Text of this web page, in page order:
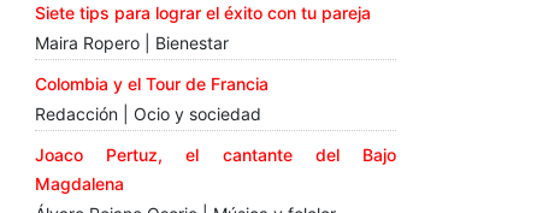
Siete tips para lograr el éxito con tu pareja
Maira Ropero | Bienestar
Colombia y el Tour de Francia
Redacción | Ocio y sociedad
Joaco Pertuz, el cantante del Bajo
Magdalena